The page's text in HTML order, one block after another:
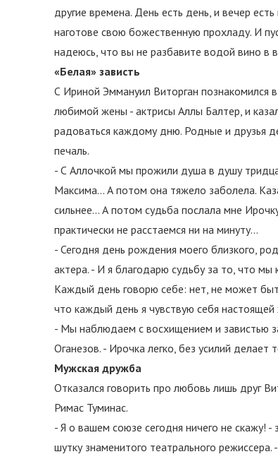
другие времена. День есть день, и вечер
наготове свою божественную прохладу. И
надеюсь, что вы не разбавите водой вино в
«Белая» зависть
С Ириной Эммануил Виторган познакомился
любимой жены - актрисы Аллы Балтер, и
радоваться каждому дню. Родные и друзья
печаль.
- С Аллочкой мы прожили душа в душу
Максима… А потом она тяжело заболела.
сильнее… А потом судьба послала мне
практически не расстаемся ни на минуту…
- Сегодня день рождения моего близкого,
актера. - И я благодарю судьбу за то, что мы
Каждый день говорю себе: нет, не может
что каждый день я чувствую себя
- Мы наблюдаем с восхищением и завистью
Оганезов. - Ирочка легко, без усилий
Мужская дружба
Отказался говорить про любовь лишь друг
Римас Туминас.
- Я о вашем союзе сегодня ничего не скажу!
шутку знаменитого театрального